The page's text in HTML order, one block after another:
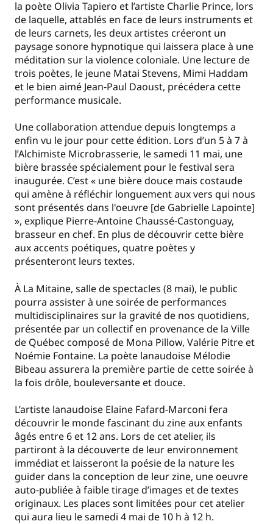
la poète Olivia Tapiero et l’artiste Charlie Prince, lors
de laquelle, attablés en face de leurs instruments et
de leurs carnets, les deux artistes créeront un
paysage sonore hypnotique qui laissera place à une
méditation sur la violence coloniale. Une lecture de
trois poètes, le jeune Matai Stevens, Mimi Haddam
et le bien aimé Jean‐Paul Daoust, précédera cette
performance musicale.
Une collaboration attendue depuis longtemps a
enfin vu le jour pour cette édition. Lors d’un 5 à 7 à
l’Alchimiste Microbrasserie, le samedi 11 mai, une
bière brassée spécialement pour le festival sera
inaugurée. C’est « une bière douce mais costaude
qui amène à réfléchir longuement aux vers qui nous
sont présentés dans l'oeuvre [de Gabrielle Lapointe]
», explique Pierre‐Antoine Chaussé‐Castonguay,
brasseur en chef. En plus de découvrir cette bière
aux accents poétiques, quatre poètes y
présenteront leurs textes.
À La Mitaine, salle de spectacles (8 mai), le public
pourra assister à une soirée de performances
multidisciplinaires sur la gravité de nos quotidiens,
présentée par un collectif en provenance de la Ville
de Québec composé de Mona Pillow, Valérie Pitre et
Noémie Fontaine. La poète lanaudoise Mélodie
Bibeau assurera la première partie de cette soirée à
la fois drôle, bouleversante et douce.
L’artiste lanaudoise Elaine Fafard‐Marconi fera
découvrir le monde fascinant du zine aux enfants
âgés entre 6 et 12 ans. Lors de cet atelier, ils
partiront à la découverte de leur environnement
immédiat et laisseront la poésie de la nature les
guider dans la conception de leur zine, une oeuvre
auto‐publiée à faible tirage d’images et de textes
originaux. Les places sont limitées pour cet atelier
qui aura lieu le samedi 4 mai de 10 h à 12 h.